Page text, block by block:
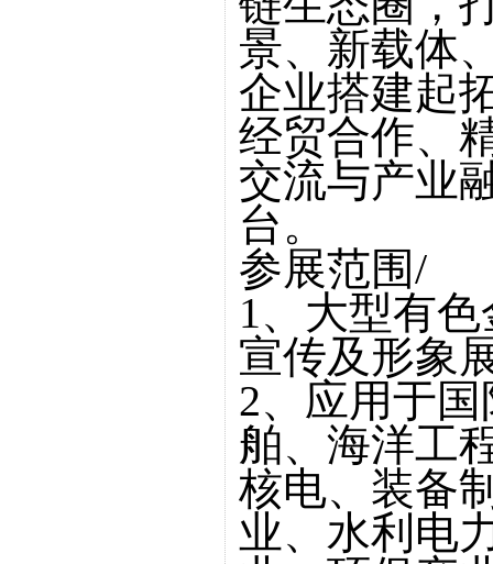
景、新载体
企业搭建起
经贸合作、
交流与产业
台。
参展范围/
1、大型有
宣传及形象
2、应用于
舶、海洋工
核电、装备
业、水利电